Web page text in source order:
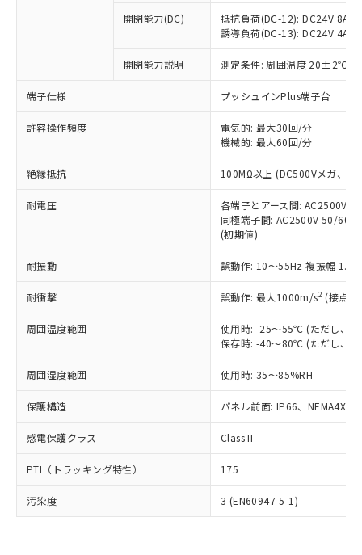
開閉能力(DC)
抵抗負荷(DC-12): DC24V 8A/
誘導負荷(DC-13): DC24V 4A/
開閉能力説明 測定条件: 周囲温度 20±2℃、
端子仕様 プッシュインPlus端子台
許容操作頻度
電気的: 最大30回/分
機械的: 最大60回/分
絶縁抵抗 100MΩ以上 (DC500Vメガ、点
耐電圧
各端子とアース間: AC2500V
同極端子間: AC2500V 50/
(初期値)
耐振動 誤動作: 10～55Hz 複振幅
耐衝撃 誤動作: 最大1000m/s2 (接点
周囲温度範囲
使用時: -25～55℃ (ただし、氷
保存時: -40～80℃ (ただし、氷
周囲湿度範囲 使用時: 35～85%RH
保護構造 パネル前面: IP66、NEMA4X,
感電保護クラス Class II
PTI（トラッキング特性） 175
汚染度 3 (EN60947-5-1)
ことをご了承ください。
在庫状況および標準価格照会結果は、
記載している更新日時点での社内デー
タに基づき作成されるものであり、閲
覧された時点での実際の在庫および標
準価格とは異なる場合があることをご
正式な納期状況および標準価格はお客
様のお取引先、またはお客様担当のオ
ムロン制御機器販売店・当社販売員に
オムロン制御機器販売店や当社販売拠
販売ネットワーク
」をご確認
在庫状況および標準価格結果を当社の
事前の承諾なく第三者に漏洩または開
示しないようお願いします。
マイパーツ機能（部品リスト作成サー
ビス）をご利用いただくには、I-Web
メンバーズにご登録されている必要が
お客様が当ウェブサイト上で当社にご
登録された部品リストについて、当社
および当社の共同利用者が、当社の製
品・サービスに関するお客様との取
引・商談に必要な範囲で利用すること
※当社の共同利用者とは、"個人情報
の「1.共同利
用者の範囲」に記載されている法人を
いたものが、含有品と判明した場合などや
むを得ず変更することがあります。
*EU RoHS指令（10物質）：
鉛(Pb) 1000ppm以下、 水銀(Hg) 1000ppm以下、 カド
六価クロム(Cr(Ⅵ)) 1000ppm以下、ポリ臭化ビフェニル
類(PBB) 1000ppm以下、ポリ臭化ジフェニルエーテル類
(PBDE) 1000ppm以下、フタル酸ビス(2-エチルヘキシ
ル) (DEHP)(別名：DOP) 1000ppm以下、フタル酸ブチ
ルベンジル（BBP） 1000ppm以下、フタル酸ジブチル
（DBP） 1000ppm以下、フタル酸ジイソブチル
(DIBP) 1000ppm以下
但し、RoHS指令で産業用監視および制御機器に対する
フタル酸エステル類の４物質については閾値を超える意
図的な使用がないことを確認しています。
部品在庫の切り替え状況などにより、予定
月が前後することがあります。
※3 非含有証明書ダウンロード
下記の非含有証明書をダウンロードするこ
とができます。
EU RoHS指令（10物質）の非含有証明書
51物質の非含有証明書（当社基準）
※本証明書は発行日時点で非含有を証明す
るもので、過去に遡って非含有を証明する
基準値を超えていることを示します。
「－」：未確認です。当社販売部門へお問
ム) : 100ppm、
Cr(Ⅵ)(六価クロム) : 1000ppm、 PBBs(ポリ臭化ビフェ
ニル類) : 1000ppm、 PBDEs(ポリ臭化ジフェニルエーテ
ル類) : 1000ppm、
DBP(フタル酸ジブチル) : 1000ppm、 DIBP(フタル酸ジ
イソブチル) : 1000ppm、 BBP(フタル酸ブチルベンジ
ル) : 1000ppm、
DEHP(フタル酸ビス(2-エチルヘキシル)) : 1000ppm
「ｅ」：有害物質（10物質）のすべてが基
準値以下であることを示します。
「10」：通常の使用状況下において有害物
質が外部に漏えいし、環境に深刻な影響を
及ぼさない年数を意味します。
「－」：未確認です。当社販売部門へお問
い合わせください。
当社は、これら貴社製品のうち、外国
為替および外国貿易法に定める商品
（以下｢規制貨物等」という）を輸出
または国外への提供する場合は、日本
国政府の輸出許可(または役務取引許
可)を取得するなどの必要な手続きを
当社は規制貨物を破棄する場合は、完
全に破砕するなど、違法に輸出されな
いよう必要な手段を講じます。
当社は貴社製品を、核兵器、ミサイ
ル、化学兵器、生物兵器またはその他
武器並びにこれらの製造装置等に一切
当社は、貴社製品を第三者に販売する
場合は、上記1、2および3の内容を当
該第三者に通知します。また当社は、
販売先および販売に係わる関係者が違
法に輸出するおそれがある場合は、取
り引きをいたしません。
キャンセル
説明
○ 一定数以上の在庫あり
一定数には満たないが在庫あり
在庫なし(最新の在庫状況につ
いては、お客様のお取引先、ま
たはお客様担当のオムロン制御
機器販売店・当社販売員にご確
白
受注生産機種、また在庫状況の
情報を公開していない機種